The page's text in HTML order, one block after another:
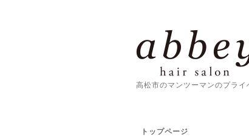
高松市のマンツーマンのプライ
トップページ